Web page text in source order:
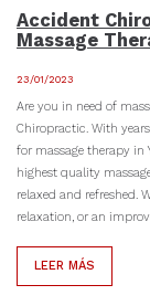
Accident
Massage
23/01/2023
Are you in need of
Chiropractic. With
for massage therapy in
highest quality
relaxed and refreshed.
relaxation, or an
LEER MÁS